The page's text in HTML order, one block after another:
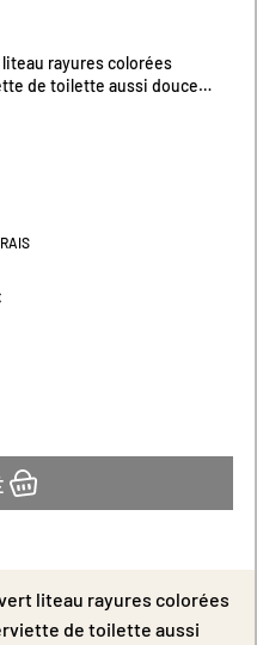
rayures colorées
de toilette aussi douce
x L90
liteau rayures colorées
de toilette aussi